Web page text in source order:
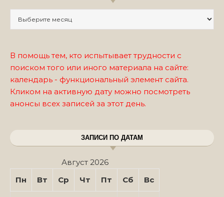
В помощь тем, кто испытывает трудности с
поиском того или иного материала на сайте:
календарь - функциональный элемент сайта.
Кликом на активную дату можно посмотреть
анонсы всех записей за этот день.
ЗАПИСИ ПО ДАТАМ
Август 2026
Пн
Вт Ср Чт Пт Сб Вс